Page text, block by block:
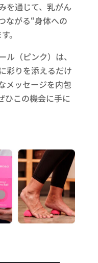
を通じて、乳がん
ながる“身体への
。
ル（ピンク）は、
彩りを添えるだけ
メッセージを内包
ひこの機会に手に